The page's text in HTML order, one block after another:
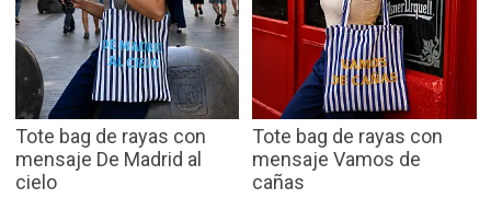
Tote bag de rayas con
mensaje De Madrid al
cielo
Tote bag de rayas con
mensaje Vamos de
cañas